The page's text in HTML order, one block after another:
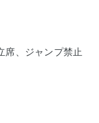
、ジャンプ禁止